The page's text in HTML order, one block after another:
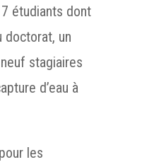
étudiants dont
doctorat, un
stagiaires
d’eau à
les